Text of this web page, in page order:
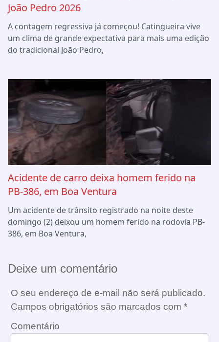
João Pedro 2026
A contagem regressiva já começou! Catingueira vive
um clima de grande expectativa para mais uma edição
do tradicional João Pedro,
Acidente de carro deixa homem ferido na
PB-386, em Boa Ventura
Um acidente de trânsito registrado na noite deste
domingo (2) deixou um homem ferido na rodovia PB-
386, em Boa Ventura,
Deixe um comentário
O seu endereço de e-mail não será publicado.
Campos obrigatórios são marcados com *
Comentário